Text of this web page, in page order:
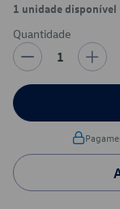
1 unidade disponível
Quantidade
1